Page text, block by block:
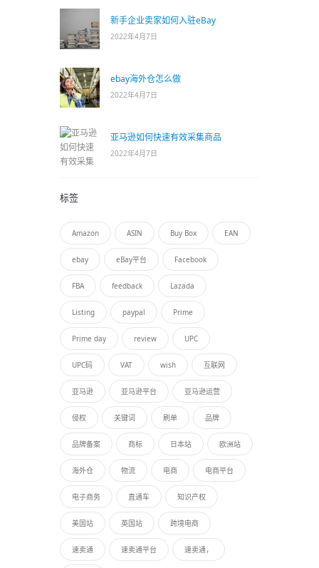
新手企业卖家如何入驻eBay
2022年4月7日
ebay海外仓怎么做
2022年4月7日
亚马逊如何快速有效采集商品
2022年4月7日
标签
Amazon ASIN Buy Box EAN
ebay eBay平台 Facebook
FBA feedback Lazada
Listing paypal Prime
Prime day review UPC
UPC码 VAT wish 互联网
亚马逊 亚马逊平台 亚马逊运营
侵权 关键词 刷单 品牌
品牌备案 商标 日本站 欧洲站
海外仓 物流 电商 电商平台
电子商务 直通车 知识产权
美国站 英国站 跨境电商
速卖通 速卖通平台 速卖通，